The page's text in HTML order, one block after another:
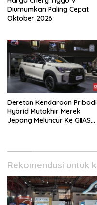
Diumumkan Paling Cepat
Oktober 2026
Deretan Kendaraan Pribadi
Hybrid Mutakhir Merek
Jepang Meluncur Ke GIIAS
Rekomendasi untuk